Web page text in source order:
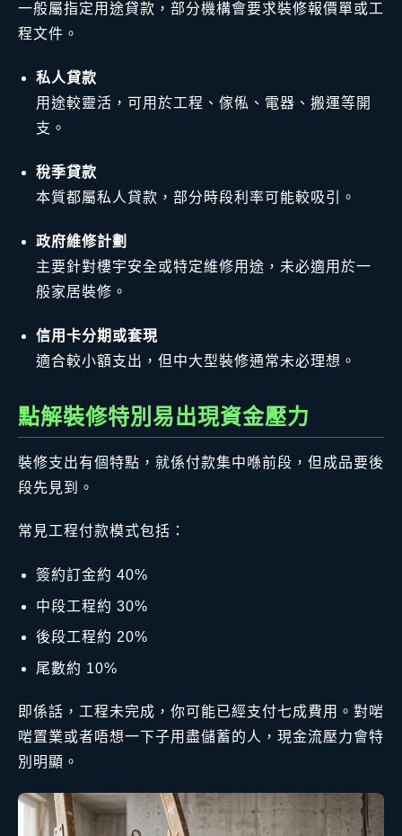
一般屬指定用途貸款，部分機構會要求裝修報價單或工
程文件。
私人貸款
用途較靈活，可用於工程、傢俬、電器、搬運等開
支。
稅季貸款
本質都屬私人貸款，部分時段利率可能較吸引。
政府維修計劃
主要針對樓宇安全或特定維修用途，未必適用於一
般家居裝修。
信用卡分期或套現
適合較小額支出，但中大型裝修通常未必理想。
點解裝修特別易出現資金壓力
裝修支出有個特點，就係付款集中喺前段，但成品要後
段先見到。
常見工程付款模式包括：
簽約訂金約 40%
中段工程約 30%
後段工程約 20%
尾數約 10%
即係話，工程未完成，你可能已經支付七成費用。對啱
啱置業或者唔想一下子用盡儲蓄的人，現金流壓力會特
別明顯。